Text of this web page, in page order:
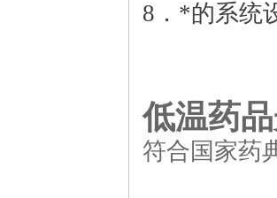
8．*的系统
低温药
符合国家药